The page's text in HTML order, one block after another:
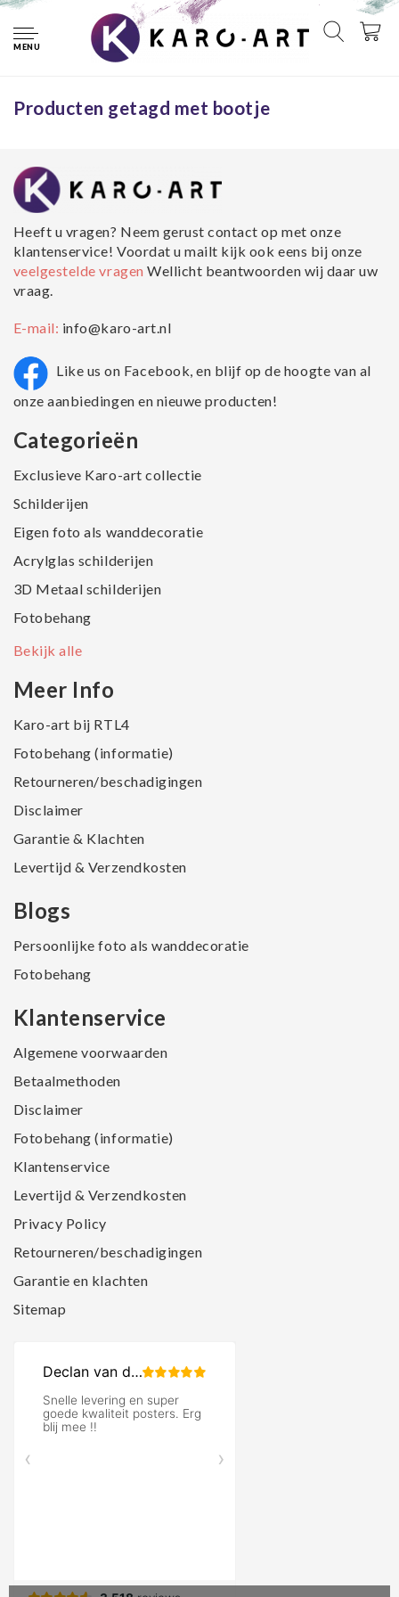
MENU
bootje
Geen producten gevonden!...
Producten getagd met bootje
Heeft u vragen? Neem gerust contact op met onze
klantenservice! Voordat u mailt kijk ook eens bij onze
veelgestelde vragenWellicht beantwoorden wij daar uw
vraag.
E-mail: info@karo-art.nl
Like us on Facebook, en blijf op de hoogte van al
onze aanbiedingen en nieuwe producten!
Categorieën
Exclusieve Karo-art collectie
Schilderijen
Eigen foto als wanddecoratie
Acrylglas schilderijen
3D Metaal schilderijen
Fotobehang
Bekijk alle
Meer Info
Karo-art bij RTL4
Fotobehang (informatie)
Retourneren/beschadigingen
Disclaimer
Garantie & Klachten
Levertijd & Verzendkosten
Blogs
Persoonlijke foto als wanddecoratie
Fotobehang
Klantenservice
Algemene voorwaarden
Betaalmethoden
Disclaimer
Fotobehang (informatie)
Klantenservice
Levertijd & Verzendkosten
Privacy Policy
Retourneren/beschadigingen
Garantie en klachten
Sitemap